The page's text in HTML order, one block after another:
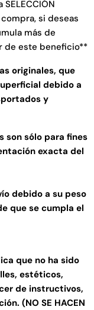
si deseas
más de
de este beneficio**
originales, que
debido a
y
son sólo para fines
exacta del
debido a su peso
que se cumpla el
que no ha sido
estéticos,
de instructivos,
(NO SE HACEN